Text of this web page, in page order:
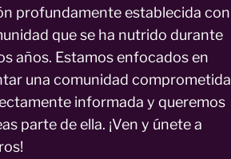
profundamente establecida con
que se ha nutrido durante
años. Estamos enfocados en
una comunidad comprometida
informada y queremos
parte de ella. ¡Ven y únete a